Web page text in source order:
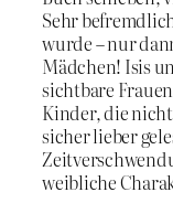
Sehr
wurde – nur
Mädchen! Isis
sichtbare
Kinder, die
sicher lieber
weibliche